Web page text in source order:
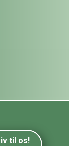
til os!